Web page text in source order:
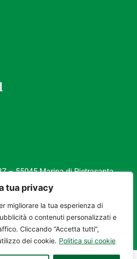
tua privacy
migliorare la tua esperienza di
o contenuti personalizzati e
Cliccando “Accetta tutti”,
dei cookie. Politica sui cookie
– 55045 Marina di Pietrasanta